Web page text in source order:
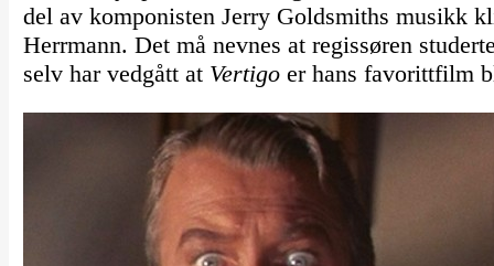
del av komponisten Jerry Goldsmiths musikk
Herrmann. Det må nevnes at regissøren
selv har vedgått at Vertigo er hans favorittfilm